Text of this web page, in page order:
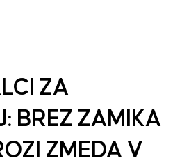
ZA
BREZ ZAMIKA
ZMEDA V